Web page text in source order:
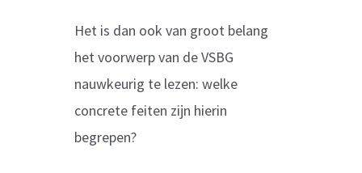
Het is dan ook van groot belang
het voorwerp van de VSBG
nauwkeurig te lezen: welke
concrete feiten zijn hierin
begrepen?